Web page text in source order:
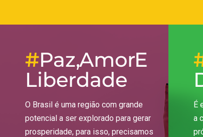
#Paz, Amor E
Liberdade
O Brasil é uma região com grande
potencial a ser explorado para gerar
prosperidade, para isso, precisamos
É
a